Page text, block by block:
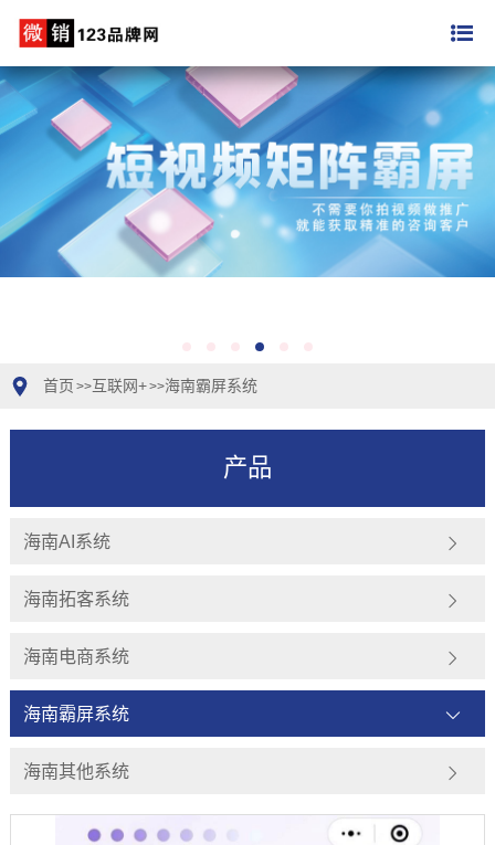
首页 >>互联网+>>海南霸屏系统
产品
海南AI系统
海南拓客系统
海南电商系统
海南霸屏系统
海南其他系统